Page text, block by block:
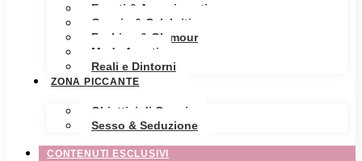
Eventi & Avvenimenti
Gossip & Celebrities
Fashion & Glamour
Moda Avanti
Reali e Dintorni
ZONA PICCANTE
Obiettivi di Coppia
Sesso & Seduzione
CONTENUTI ESCLUSIVI